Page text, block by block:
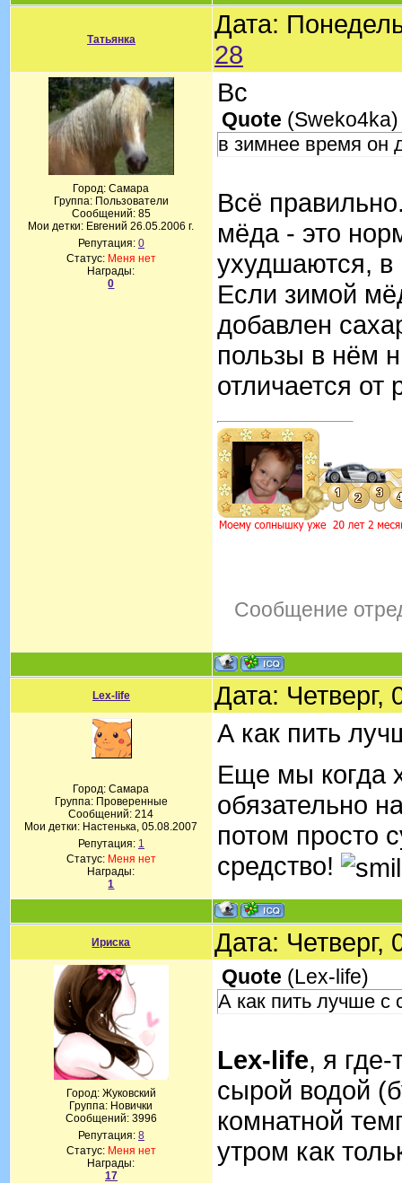
Татьянка
Дата:
28
Город: Самара
Группа: Пользователи
Сообщений: 85
Мои детки: Евгений 26.05.2006 г.
Репутация: 0
Статус: Меня нет
Награды:
0
Вс
Quote (Sweko4ka)
в зимнее время он
Всё
мёда - это
ухудшаются, в
Если зимой
добавлен
пользы в нём
отличается от
Сообщение
Lex-life Дата:
Город: Самара
Группа: Проверенные
Сообщений:214
Мои детки: Настенька, 05.08.2007
Репутация: 1
Статус: Меня нет
Награды:
1
А как пить
Еще мы когда
обязательно
потом просто
средство!
Ириска Дата:
Город: Жуковский
Группа: Новички
Сообщений: 3996
Репутация: 8
Статус: Меня нет
Награды:
17
Quote (Lex-life)
А как пить лучше с
Lex-life, я
сырой водой
комнатной
утром как